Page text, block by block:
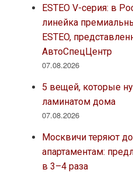
ESTEO V-серия: в
линейка
ESTEO,
АвтоСпецЦентр
07.08.2026
5 вещей, которые
ламинатом дома
07.08.2026
Москвичи теряют
апартаментам:
в 3–4 раза